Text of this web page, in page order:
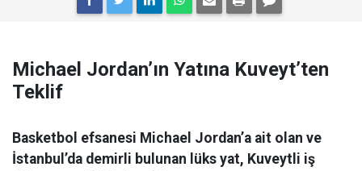
Michael Jordan’ın Yatına Kuveyt’ten
Teklif
Basketbol efsanesi Michael Jordan’a ait olan ve
İstanbul’da demirli bulunan lüks yat, Kuveytli iş